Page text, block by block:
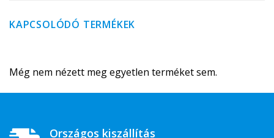
KAPCSOLÓDÓ TERMÉKEK
Még nem nézett meg egyetlen terméket sem.
Országos kiszállítás